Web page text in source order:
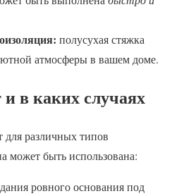
полусухая стяжка
атмосферы в вашем доме.
в каких случаях
для различных типов
быть использована:
ровного основания под